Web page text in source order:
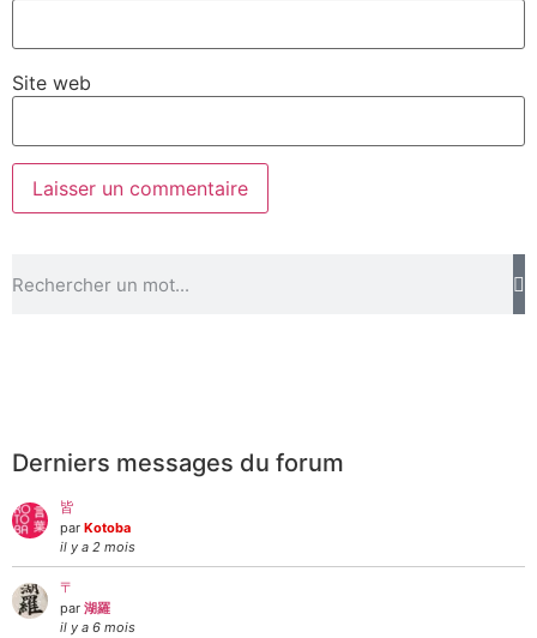
Site web
Derniers messages du forum
皆
par Kotoba
il y a 2 mois
〒
par 湖羅
il y a 6 mois